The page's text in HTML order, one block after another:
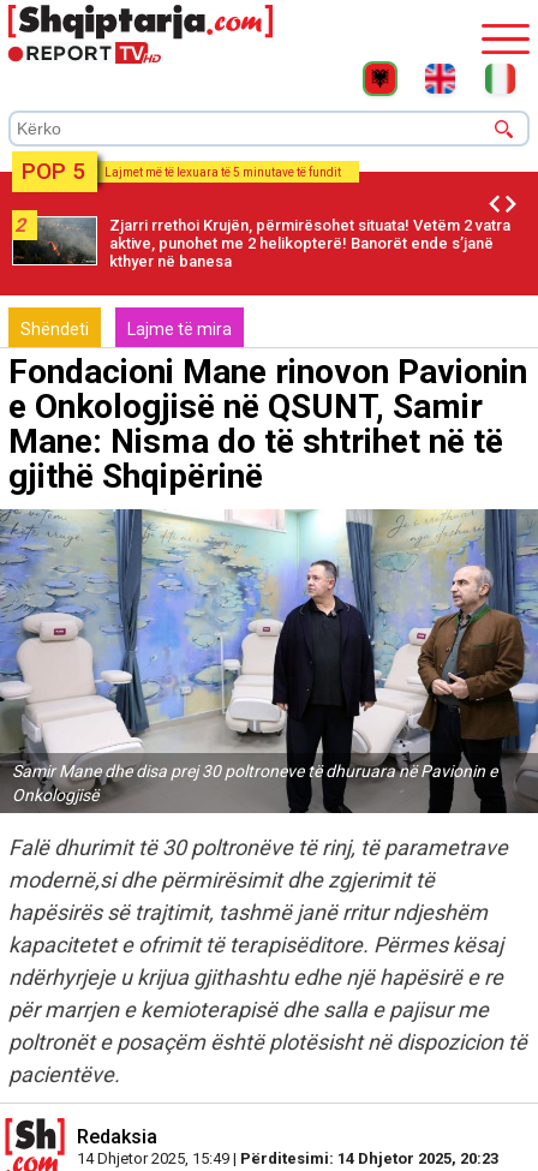
POP 5 Lajmet më të lexuara të 5 minutave të fundit
2
Zjarri rrethoi Krujën, përmirësohet situata! Vetëm 2 vatra
aktive, punohet me 2 helikopterë! Banorët ende s’janë
kthyer në banesa
Shëndeti Lajme të mira
Fondacioni Mane rinovon Pavionin
e Onkologjisë në QSUNT, Samir
Mane: Nisma do të shtrihet në të
gjithë Shqipërinë
Samir Mane dhe disa prej 30 poltroneve të dhuruara në Pavionin e
Onkologjisë
Falë dhurimit të 30 poltronëve të rinj, të parametrave
modernë,si dhe përmirësimit dhe zgjerimit të
hapësirës së trajtimit, tashmë janë rritur ndjeshëm
kapacitetet e ofrimit të terapisëditore. Përmes kësaj
ndërhyrjeje u krijua gjithashtu edhe një hapësirë e re
për marrjen e kemioterapisë dhe salla e pajisur me
poltronët e posaçëm është plotësisht në dispozicion të
pacientëve.
Redaksia
14 Dhjetor 2025, 15:49 | Përditesimi: 14 Dhjetor 2025, 20:23